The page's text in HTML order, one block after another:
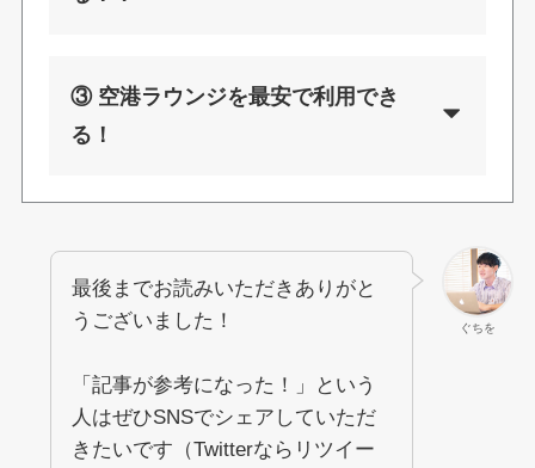
③ 空港ラウンジを最安で利用でき
る！
ぐちを
最後までお読みいただきありがと
うございました！
「記事が参考になった！」という
人はぜひSNSでシェアしていただ
きたいです（Twitterならリツイー